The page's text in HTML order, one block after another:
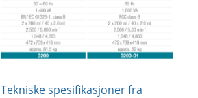
Tekniske spesifikasjoner fra